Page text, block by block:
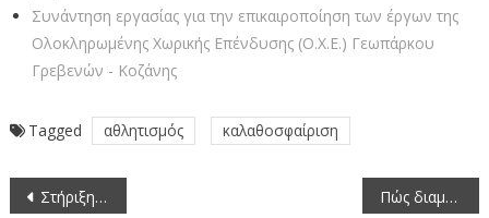
Συνάντηση εργασίας για την επικαιροποίηση των έργων της
Ολοκληρωμένης Χωρικής Επένδυσης (Ο.Χ.Ε.) Γεωπάρκου
Γρεβενών - Κοζάνης
Tagged αθλητισμός καλαθοσφαίριση
Πλοήγηση
Στήριξη και Ευχές για τις Πανελλαδικές Εξετάσεις Πώς διαμορφώνονται οι μέσες τιμές νωπών ψαριών (30/5/2025-5/6/2025)